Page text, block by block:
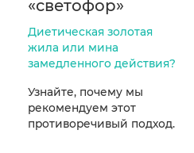
«светофор»
Диетическая золотая
жила или мина
замедленного действия?
Узнайте, почему мы
рекомендуем этот
противоречивый подход.